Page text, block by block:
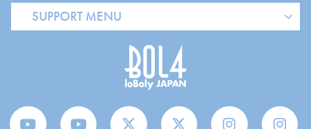
SUPPORT MENU